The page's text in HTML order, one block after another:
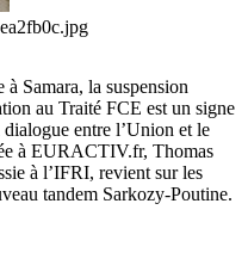
Samara, la suspension
au Traité FCE est un signe
entre l’Union et le
à EURACTIV.fr, Thomas
à l’IFRI, revient sur les
tandem Sarkozy-Poutine.